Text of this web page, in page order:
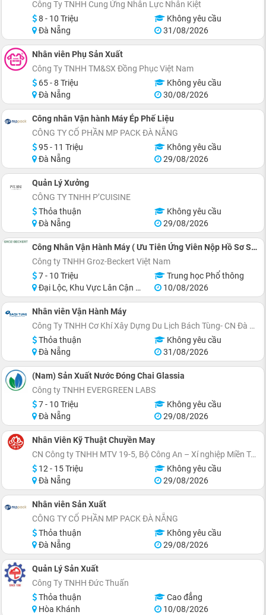
Công Ty TNHH Cung Ứng Nhân Lực Nhân Kiệt
8 - 10 Triệu
Không yêu cầu
Đà Nẵng
31/08/2026
Nhân viên Phụ Sản Xuất
Công Ty TNHH TM&SX Đồng Phục Việt Nam
65 - 8 Triệu
Không yêu cầu
Đà Nẵng
30/08/2026
Công nhân Vận hành Máy Ép Phế Liệu
CÔNG TY CỔ PHẦN MP PACK ĐÀ NẴNG
95 - 11 Triệu
Không yêu cầu
Đà Nẵng
29/08/2026
Quản Lý Xưởng
CÔNG TY TNHH P’CUISINE
Thỏa thuận
Không yêu cầu
Đà Nẵng
29/08/2026
Công Nhân Vận Hành Máy ( Ưu Tiên Ứng Viên Nộp Hồ Sơ Sớm )
Công ty TNHH Groz-Beckert Việt Nam
7 - 10 Triệu
Trung học Phổ thông
Đại Lộc, Khu Vực Lân Cận Đà Nẵng
10/08/2026
Nhân viên Vận Hành Máy
Công Ty TNHH Cơ Khí Xây Dựng Du Lịch Bách Tùng- CN Đà Nẵng
Thỏa thuận
Không yêu cầu
Đà Nẵng
31/08/2026
(Nam) Sản Xuất Nước Đóng Chai Glassia
Công ty TNHH EVERGREEN LABS
7 - 10 Triệu
Không yêu cầu
Đà Nẵng
29/08/2026
Nhân Viên Kỹ Thuật Chuyền May
CN Công ty TNHH MTV 19-5, Bộ Công An – Xí nghiệp Miền Trung
12 - 15 Triệu
Không yêu cầu
Đà Nẵng
29/08/2026
Nhân viên Sản Xuất
CÔNG TY CỔ PHẦN MP PACK ĐÀ NẴNG
Thỏa thuận
Không yêu cầu
Đà Nẵng
29/08/2026
Quản Lý Sản Xuất
Công Ty TNHH Đức Thuấn
Thỏa thuận
Cao đẳng
Hòa Khánh
10/08/2026